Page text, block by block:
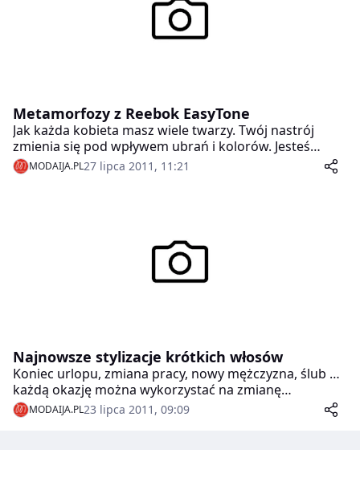
Metamorfozy z Reebok EasyTone
Jak każda kobieta masz wiele twarzy. Twój nastrój
zmienia się pod wpływem ubrań i kolorów. Jesteś
aniołkiem, a za chwilę wcielasz się w demona energii.
Znasz to? Ile twarzy, tyle marka Reebok stworzyła
osobowość, a jednocześnie skutecznie formować uda i
pośladki z każdym krokiem.
MODAIJA.PL27 lipca 2011, 11:21
Najnowsze stylizacje krótkich włosów
Koniec urlopu, zmiana pracy, nowy mężczyzna, ślub …
każdą okazję można wykorzystać na zmianę
wizerunku. Najnowsze stylizacje Racoon pokazują w
jaki sposób, mając nawet krótkie włosy, można
MODAIJA.PL23 lipca 2011, 09:09